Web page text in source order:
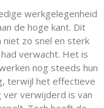
werkgelegenheid
de hoge kant. Dit
zo snel en sterk
verwacht. Het is
nog steeds hun
terwijl het effectieve
verwijderd is van